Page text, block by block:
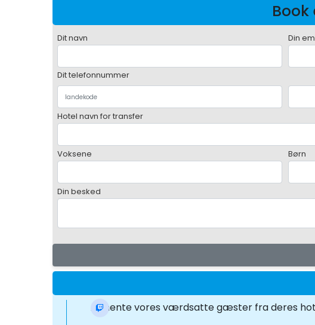
Dit navn Din
Dit telefonnummer
Hotel navn for transfer
Voksene Børn
Din besked
At hente vores værdsatte gæster fra deres